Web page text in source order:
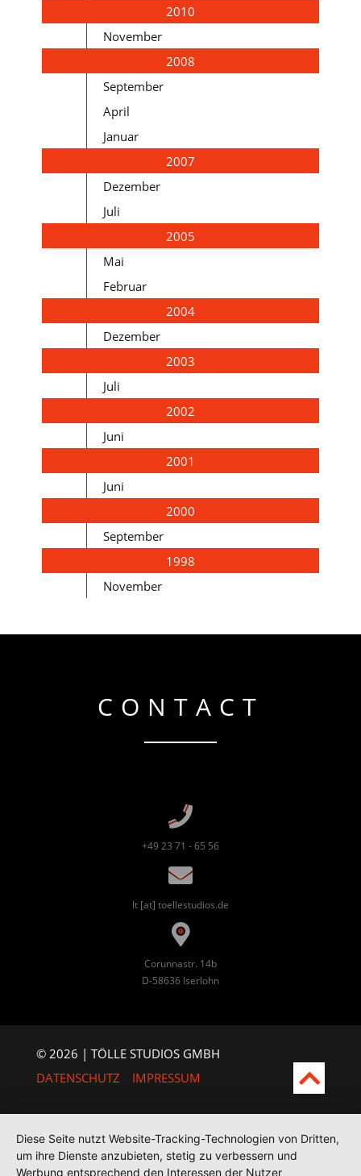
2010
November
2008
September
April
Januar
2007
Dezember
Juli
2005
Mai
Februar
2004
Dezember
2003
Juli
2002
Juni
2001
Juni
2000
September
1998
November
CONTACT
+49 23 71 - 65 56
lt [at] toellestudios.de
Corunnastr. 14b
D-58636 Iserlohn
© 2026 | TÖLLE STUDIOS GMBH
DATENSCHUTZ
IMPRESSUM
Diese Seite nutzt Website-Tracking-Technologien von Dritten,
um ihre Dienste anzubieten, stetig zu verbessern und
Werbung entsprechend den Interessen der Nutzer